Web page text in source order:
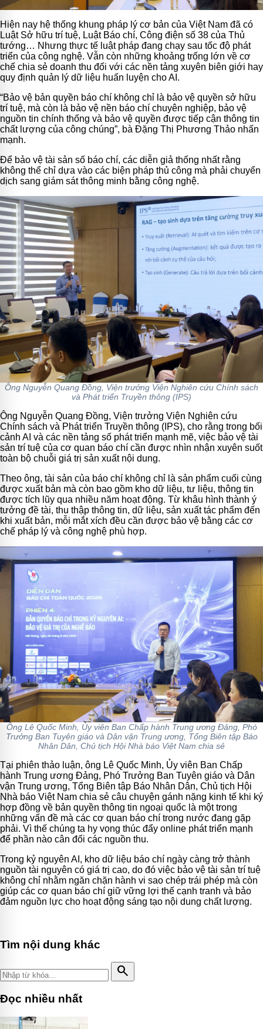
Hiện nay hệ thống khung pháp lý cơ bản của Việt Nam đã có
Luật Sở hữu trí tuệ, Luật Báo chí, Công điện số 38 của Thủ
tướng… Nhưng thực tế luật pháp đang chạy sau tốc độ phát
triển của công nghệ. Vẫn còn những khoảng trống lớn về cơ
chế chia sẻ doanh thu đối với các nền tảng xuyên biên giới hay
quy định quản lý dữ liệu huấn luyện cho AI.
“Bảo vệ bản quyền báo chí không chỉ là bảo vệ quyền sở hữu
trí tuệ, mà còn là bảo vệ nền báo chí chuyên nghiệp, bảo vệ
nguồn tin chính thống và bảo vệ quyền được tiếp cận thông tin
chất lượng của công chúng”, bà Đặng Thị Phương Thảo nhấn
mạnh.
Để bảo vệ tài sản số báo chí, các diễn giả thống nhất rằng
không thể chỉ dựa vào các biện pháp thủ công mà phải chuyển
dịch sang giám sát thông minh bằng công nghệ.
Ông Nguyễn Quang Đồng, Viện trưởng Viện Nghiên cứu Chính sách
và Phát triển Truyền thông (IPS)
Ông Nguyễn Quang Đồng, Viện trưởng Viện Nghiên cứu
Chính sách và Phát triển Truyền thông (IPS), cho rằng trong bối
cảnh AI và các nền tảng số phát triển mạnh mẽ, việc bảo vệ tài
sản trí tuệ của cơ quan báo chí cần được nhìn nhận xuyên suốt
toàn bộ chuỗi giá trị sản xuất nội dung.
Theo ông, tài sản của báo chí không chỉ là sản phẩm cuối cùng
được xuất bản mà còn bao gồm kho dữ liệu, tư liệu, thông tin
được tích lũy qua nhiều năm hoạt động. Từ khâu hình thành ý
tưởng đề tài, thu thập thông tin, dữ liệu, sản xuất tác phẩm đến
khi xuất bản, mỗi mắt xích đều cần được bảo vệ bằng các cơ
chế pháp lý và công nghệ phù hợp.
Ông Lê Quốc Minh, Ủy viên Ban Chấp hành Trung ương Đảng, Phó
Trưởng Ban Tuyên giáo và Dân vận Trung ương, Tổng Biên tập Báo
Nhân Dân, Chủ tịch Hội Nhà báo Việt Nam chia sẻ
Tại phiên thảo luận, ông Lê Quốc Minh, Ủy viên Ban Chấp
hành Trung ương Đảng, Phó Trưởng Ban Tuyên giáo và Dân
vận Trung ương, Tổng Biên tập Báo Nhân Dân, Chủ tịch Hội
Nhà báo Việt Nam chia sẻ câu chuyện gánh nặng kinh tế khi ký
hợp đồng về bản quyền thông tin ngoại quốc là một trong
những vấn đề mà các cơ quan báo chí trong nước đang gặp
phải. Vì thế chúng ta hy vọng thúc đẩy online phát triển mạnh
để phần nào cân đối các nguồn thu.
Trong kỷ nguyên AI, kho dữ liệu báo chí ngày càng trở thành
nguồn tài nguyên có giá trị cao, do đó việc bảo vệ tài sản trí tuệ
không chỉ nhằm ngăn chặn hành vi sao chép trái phép mà còn
giúp các cơ quan báo chí giữ vững lợi thế cạnh tranh và bảo
đảm nguồn lực cho hoạt động sáng tạo nội dung chất lượng.
Tìm nội dung khác
search
Đọc nhiều nhất